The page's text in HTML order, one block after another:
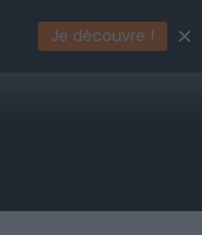
Je découvre ! ×